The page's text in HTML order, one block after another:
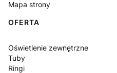
Mapa strony
OFERTA
Oświetlenie zewnętrzne
Tuby
Ringi